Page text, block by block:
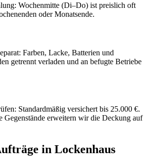
Wochenmitte (Di–Do) ist preislich oft
oder Monatsende.
Farben, Lacke, Batterien und
getrennt verladen und an befugte Betriebe
Standardmäßig versichert bis 25.000 €.
Gegenstände erweitern wir die Deckung auf
in Lockenhaus